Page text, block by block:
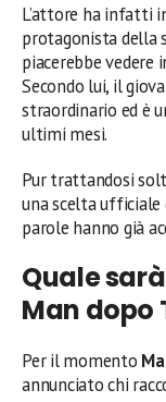
L’attore ha infatti
protagonista della
piacerebbe vedere
Secondo lui, il
straordinario ed è
ultimi mesi.
Pur trattandosi
una scelta ufficiale
parole hanno già
Quale
Man dopo
Per il momento
annunciato chi